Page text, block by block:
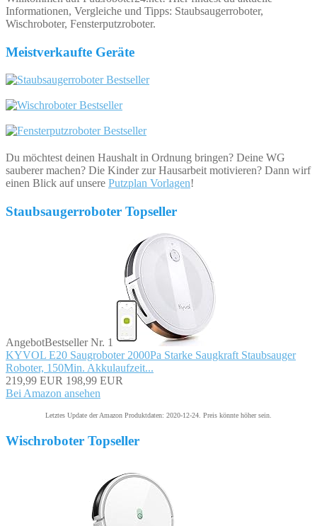
Informationen, Vergleiche und Tipps: Staubsaugerroboter,
Wischroboter, Fensterputzroboter.
Meistverkaufte Geräte
Du möchtest deinen Haushalt in Ordnung bringen? Deine WG
sauberer machen? Die Kinder zur Hausarbeit motivieren? Dann wirf
einen Blick auf unsere Putzplan Vorlagen!
Staubsaugerroboter Topseller
AngebotBestseller Nr. 1
KYVOL E20 Saugroboter 2000Pa Starke Saugkraft Staubsauger
Roboter, 150Min. Akkulaufzeit...
219,99 EUR 198,99 EUR
Bei Amazon ansehen
Letztes Update der Amazon Produktdaten: 2020-12-24. Preis könnte höher sein.
Wischroboter Topseller